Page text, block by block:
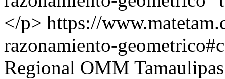
</p> https://
razonamiento-
Regional OMM